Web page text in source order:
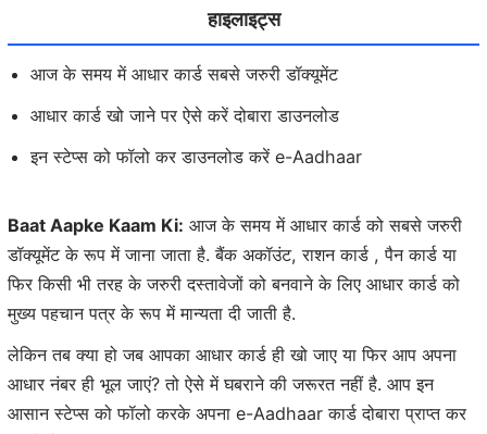
हाइलाइट्स
आज के समय में आधार कार्ड सबसे जरुरी डॉक्यूमेंट
आधार कार्ड खो जाने पर ऐसे करें दोबारा डाउनलोड
इन स्टेप्स को फॉलो कर डाउनलोड करें e-Aadhaar
Baat Aapke Kaam Ki: आज के समय में आधार कार्ड को सबसे जरुरी
डॉक्यूमेंट के रूप में जाना जाता है. बैंक अकॉउंट, राशन कार्ड , पैन कार्ड या
फिर किसी भी तरह के जरुरी दस्तावेजों को बनवाने के लिए आधार कार्ड को
मुख्य पहचान पत्र के रूप में मान्यता दी जाती है.
लेकिन तब क्या हो जब आपका आधार कार्ड ही खो जाए या फिर आप अपना
आधार नंबर ही भूल जाएं? तो ऐसे में घबराने की जरूरत नहीं है. आप इन
आसान स्टेप्स को फॉलो करके अपना e-Aadhaar कार्ड दोबारा प्राप्त कर